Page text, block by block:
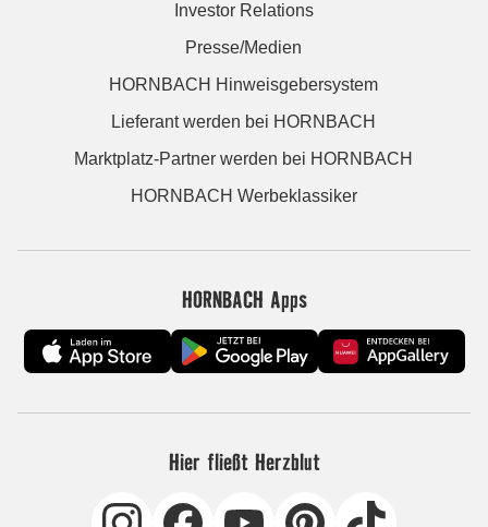
Investor Relations
Presse/Medien
HORNBACH Hinweisgebersystem
Lieferant werden bei HORNBACH
Marktplatz-Partner werden bei HORNBACH
HORNBACH Werbeklassiker
HORNBACH Apps
Hier fließt Herzblut